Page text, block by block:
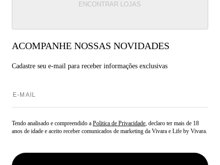
ENCONTRAR LOJAS
ACOMPANHE NOSSAS NOVIDADES
Cadastre seu e-mail para receber informações exclusivas
Tendo analisado e compreendido a Politica de Privacidade, declaro ter mais de 18
anos de idade e aceito receber comunicados de marketing da Vivara e Life by Vivara.